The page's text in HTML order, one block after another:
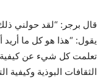
قال برجر: “لقد حولني
يقول: “هذا هو كل ما أريد
تعلمت كل شيء عن كيفية
الثقافات البوذية وكيفية